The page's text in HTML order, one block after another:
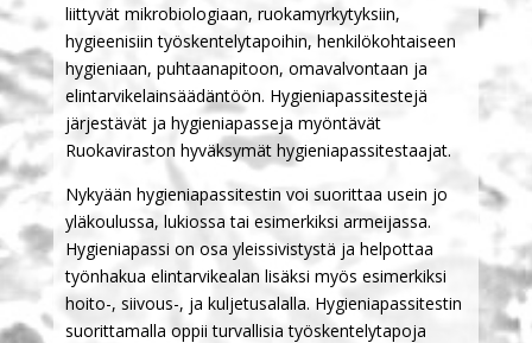
liittyvät mikrobiologiaan, ruokamyrkytyksiin,
hygieenisiin työskentelytapoihin, henkilökohtaiseen
hygieniaan, puhtaanapitoon, omavalvontaan ja
elintarvikelainsäädäntöön. Hygieniapassitestejä
järjestävät ja hygieniapasseja myöntävät
Ruokaviraston hyväksymät hygieniapassitestaajat.
Nykyään hygieniapassitestin voi suorittaa usein jo
yläkoulussa, lukiossa tai esimerkiksi armeijassa.
Hygieniapassi on osa yleissivistystä ja helpottaa
työnhakua elintarvikealan lisäksi myös esimerkiksi
hoito-, siivous-, ja kuljetusalalla. Hygieniapassitestin
suorittamalla oppii turvallisia työskentelytapoja